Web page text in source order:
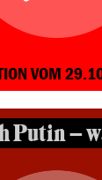
VOM
Putin –